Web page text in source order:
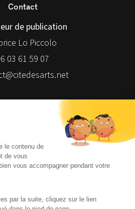
Contact
de publication
Lo Piccolo
03 61 59 07